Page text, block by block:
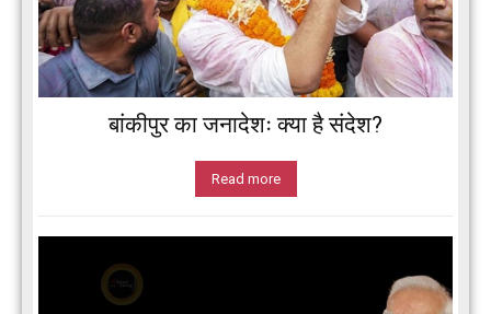
बांकीपुर का जनादेशः क्या है संदेश?
Read more